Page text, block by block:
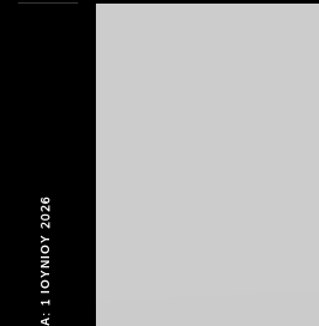
ΗΜΈΡΑ: 1 ΙΟΥΝΊΟΥ 2026